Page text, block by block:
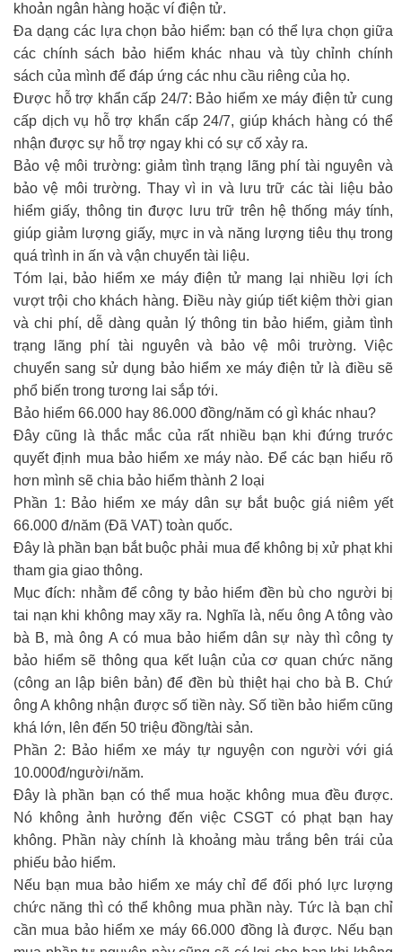
khoản ngân hàng hoặc ví điện tử.
Đa dạng các lựa chọn bảo hiểm: bạn có thể lựa chọn giữa
các chính sách bảo hiểm khác nhau và tùy chỉnh chính
sách của mình để đáp ứng các nhu cầu riêng của họ.
Được hỗ trợ khẩn cấp 24/7: Bảo hiểm xe máy điện tử cung
cấp dịch vụ hỗ trợ khẩn cấp 24/7, giúp khách hàng có thể
nhận được sự hỗ trợ ngay khi có sự cố xảy ra.
Bảo vệ môi trường: giảm tình trạng lãng phí tài nguyên và
bảo vệ môi trường. Thay vì in và lưu trữ các tài liệu bảo
hiểm giấy, thông tin được lưu trữ trên hệ thống máy tính,
giúp giảm lượng giấy, mực in và năng lượng tiêu thụ trong
quá trình in ấn và vận chuyển tài liệu.
Tóm lại, bảo hiểm xe máy điện tử mang lại nhiều lợi ích
vượt trội cho khách hàng. Điều này giúp tiết kiệm thời gian
và chi phí, dễ dàng quản lý thông tin bảo hiểm, giảm tình
trạng lãng phí tài nguyên và bảo vệ môi trường. Việc
chuyển sang sử dụng bảo hiểm xe máy điện tử là điều sẽ
phổ biến trong tương lai sắp tới.
Bảo hiểm 66.000 hay 86.000 đồng/năm có gì khác nhau?
Đây cũng là thắc mắc của rất nhiều bạn khi đứng trước
quyết định mua bảo hiểm xe máy nào. Để các bạn hiểu rõ
hơn mình sẽ chia bảo hiểm thành 2 loại
Phần 1: Bảo hiểm xe máy dân sự bắt buộc giá niêm yết
66.000 đ/năm (Đã VAT) toàn quốc.
Đây là phần bạn bắt buộc phải mua để không bị xử phạt khi
tham gia giao thông.
Mục đích: nhằm để công ty bảo hiểm đền bù cho người bị
tai nạn khi không may xãy ra. Nghĩa là, nếu ông A tông vào
bà B, mà ông A có mua bảo hiểm dân sự này thì công ty
bảo hiểm sẽ thông qua kết luận của cơ quan chức năng
(công an lập biên bản) để đền bù thiệt hại cho bà B. Chứ
ông A không nhận được số tiền này. Số tiền bảo hiểm cũng
khá lớn, lên đến 50 triệu đồng/tài sản.
Phần 2: Bảo hiểm xe máy tự nguyện con người với giá
10.000đ/người/năm.
Đây là phần bạn có thể mua hoặc không mua đều được.
Nó không ảnh hưởng đến việc CSGT có phạt bạn hay
không. Phần này chính là khoảng màu trắng bên trái của
phiếu bảo hiểm.
Nếu bạn mua bảo hiểm xe máy chỉ để đối phó lực lượng
chức năng thì có thể không mua phần này. Tức là bạn chỉ
cần mua bảo hiểm xe máy 66.000 đồng là được. Nếu bạn